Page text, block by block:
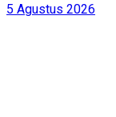
5 Agustus 2026